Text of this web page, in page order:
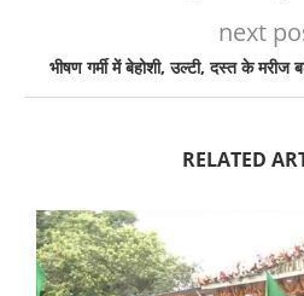
next
भीषण गर्मी में बेहोशी, उल्टी, दस्त के
RELATED